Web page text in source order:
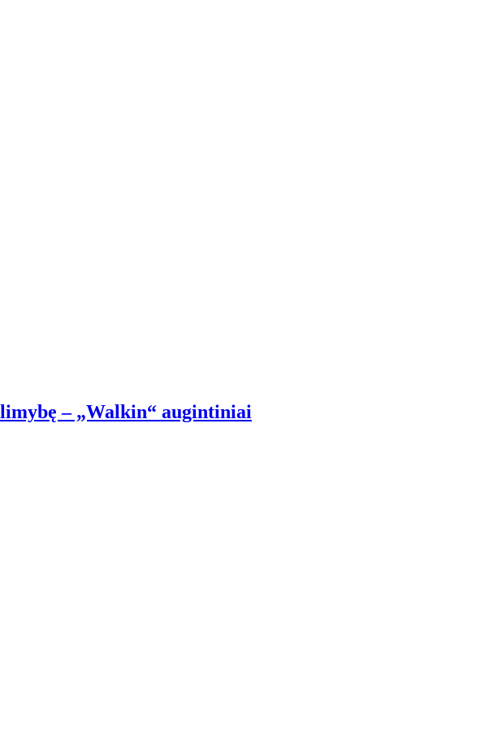
– „Walkin“ augintiniai